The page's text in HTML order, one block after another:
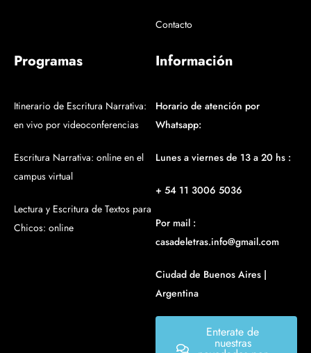
Contacto
Programas
Itinerario de Escritura Narrativa:
en vivo por videoconferencias
Escritura Narrativa: online en el
campus virtual
Lectura y Escritura de Textos para
Chicos: online
Información
Horario de atención por
Whatsapp:
Lunes a viernes de 13 a 20 hs :
+ 54 11 3006 5036
Por mail :
casadeletras.info@gmail.com
Ciudad de Buenos Aires |
Argentina
Enterate de
nuestras